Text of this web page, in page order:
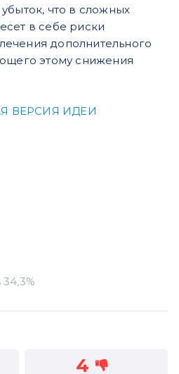
что в сложных
в себе риски
дополнительного
этому снижения
ВЕРСИЯ ИДЕИ
4